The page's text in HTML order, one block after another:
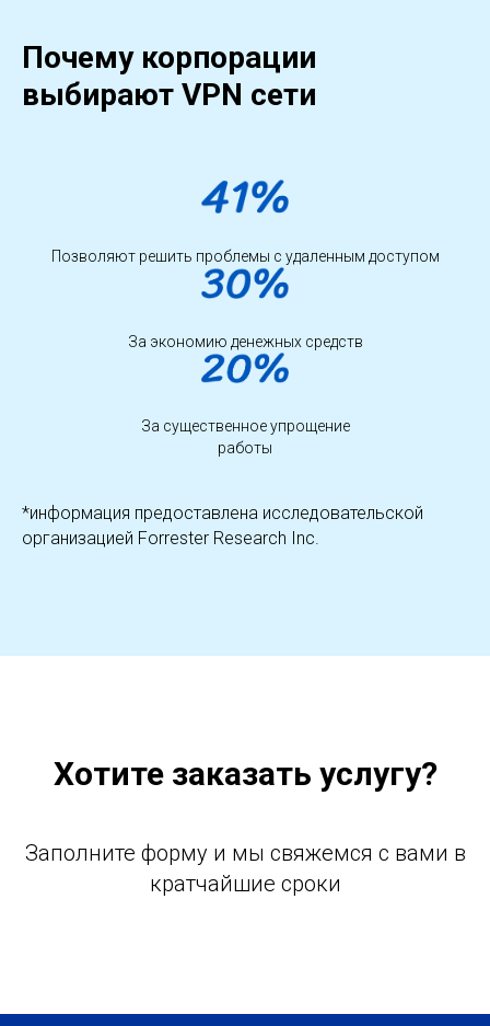
Почему корпорации
выбирают VPN сети
Позволяют решить проблемы с удаленным доступом
За экономию денежных средств
За существенное упрощение
работы
*информация предоставлена исследовательской
организацией Forrester Research Inc.
Хотите заказать услугу?
Заполните форму и мы свяжемся с вами в
кратчайшие сроки